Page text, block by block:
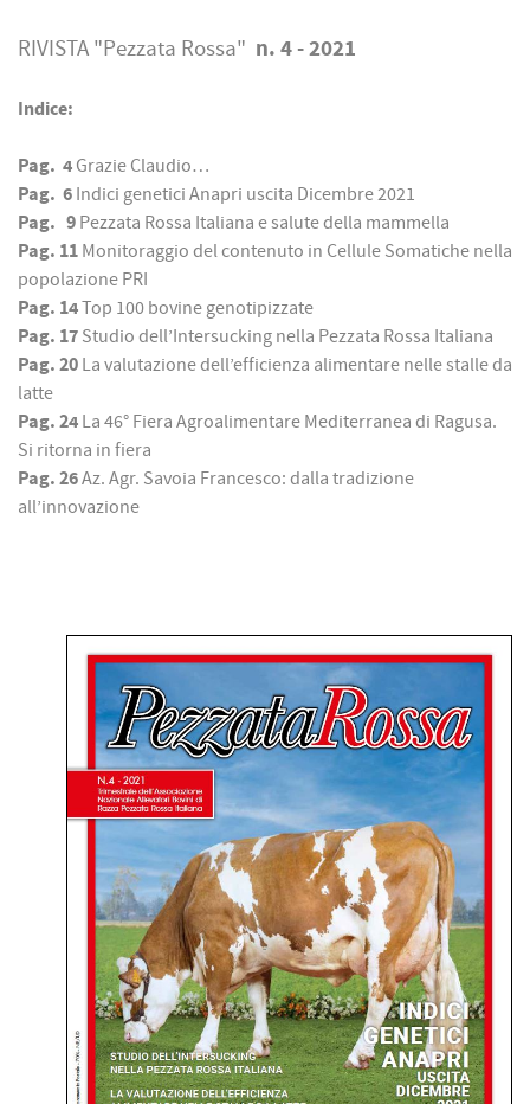
RIVISTA "Pezzata Rossa" n. 4 - 2021
Indice:
Pag. 4 Grazie Claudio…
Pag. 6 Indici genetici Anapri uscita Dicembre 2021
Pag. 9 Pezzata Rossa Italiana e salute della mammella
Pag. 11 Monitoraggio del contenuto in Cellule Somatiche nella
popolazione PRI
Pag. 14Top 100 bovine genotipizzate
Pag. 17 Studio dell’Intersucking nella Pezzata Rossa Italiana
Pag. 20 La valutazione dell’efficienza alimentare nelle stalle da
latte
Pag. 24 La 46° Fiera Agroalimentare Mediterranea di Ragusa.
Si ritorna in fiera
Pag. 26Az. Agr. Savoia Francesco: dalla tradizione
all’innovazione